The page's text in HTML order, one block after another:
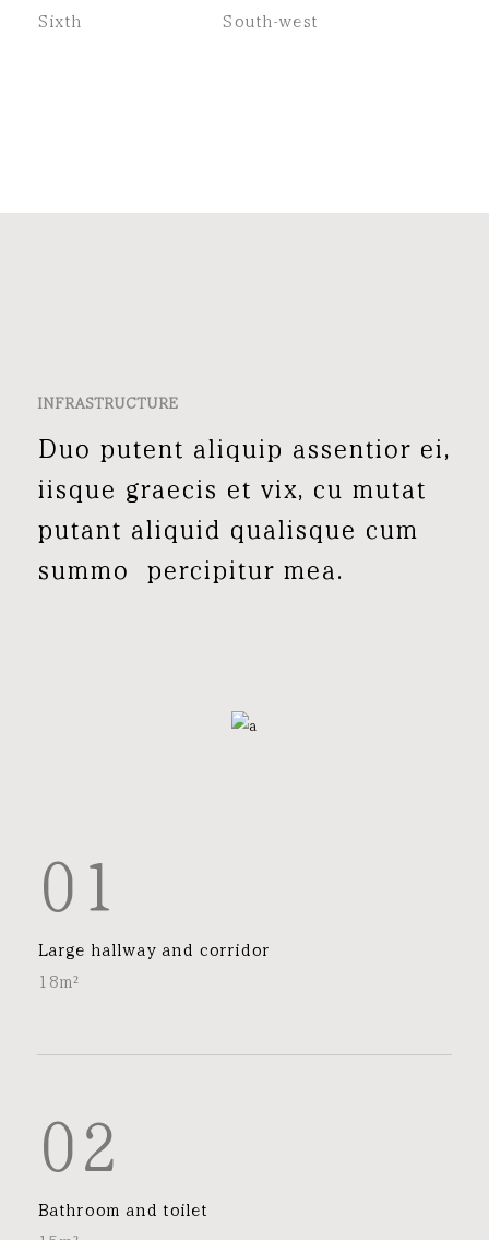
Sixth
South-west
INFRASTRUCTURE
Duo putent aliquip assentior ei,
iisque graecis et vix, cu mutat
putant aliquid qualisque cum
summo percipitur mea.
01
Large hallway and corridor
18m²
02
Bathroom and toilet